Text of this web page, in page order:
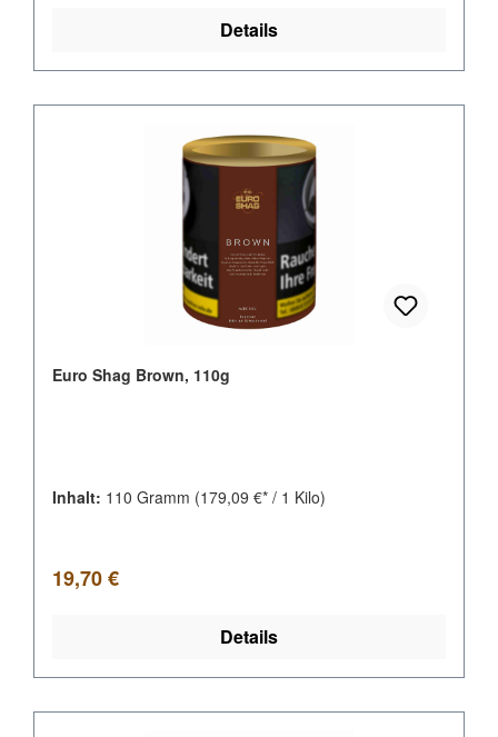
Details
Euro Shag Brown, 110g
Inhalt: 110 Gramm (179,09 €* / 1 Kilo)
Regulärer Preis:
19,70 €
Details